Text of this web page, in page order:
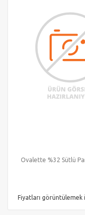
Ovalette %32 Sütlü
Fiyatları görüntülemek